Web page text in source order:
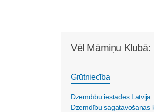
Vēl Māmiņu Klubā:
Grūtniecība
Dzemdību iestādes Latvijā
Dzemdību sagatavošanas